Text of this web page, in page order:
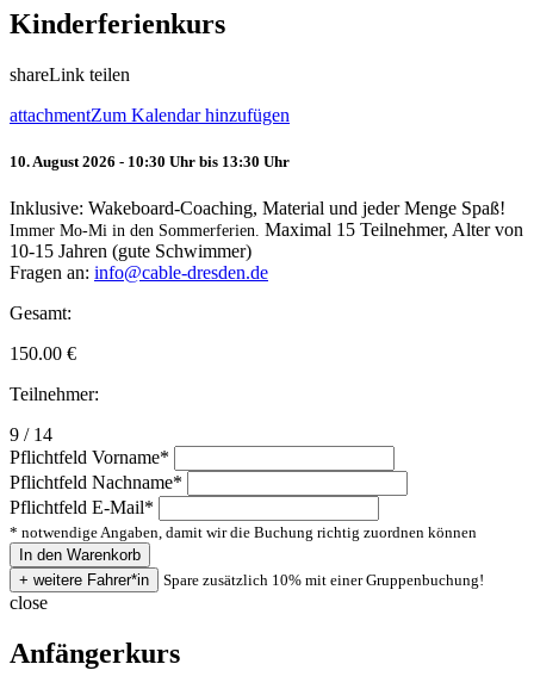
Kinderferienkurs
shareLink teilen
attachmentZum Kalendar hinzufügen
10. August 2026 - 10:30 Uhr bis 13:30 Uhr
Inklusive: Wakeboard-Coaching, Material und jeder Menge Spaß!
Immer Mo-Mi in den Sommerferien. Maximal 15 Teilnehmer, Alter von
10-15 Jahren (gute Schwimmer)
Fragen an: info@cable-dresden.de
Gesamt:
150.00 €
Teilnehmer:
9 / 14
Pflichtfeld Vorname*
Pflichtfeld Nachname*
Pflichtfeld E-Mail*
* notwendige Angaben, damit wir die Buchung richtig zuordnen können
Spare zusätzlich 10% mit einer Gruppenbuchung!
close
Anfängerkurs